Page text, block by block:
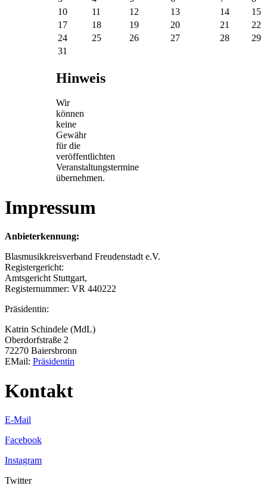
10
11 12 13 14
15
17
18 19 20 21
22
24
25 26 27 28
29
31
Hinweis
Wir
können
keine
Gewähr
für die
veröffentlichten
Veranstaltungstermine
übernehmen.
Impressum
Anbieterkennung:
Blasmusikkreisverband Freudenstadt e.V.
Registergericht:
Amtsgericht Stuttgart,
Registernummer: VR 440222
Präsidentin:
Katrin Schindele (MdL)
Oberdorfstraße 2
72270 Baiersbronn
EMail: Präsidentin
Kontakt
E-Mail
Facebook
Instagram
Twitter